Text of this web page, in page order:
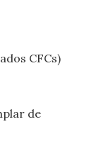
CFCs)
de